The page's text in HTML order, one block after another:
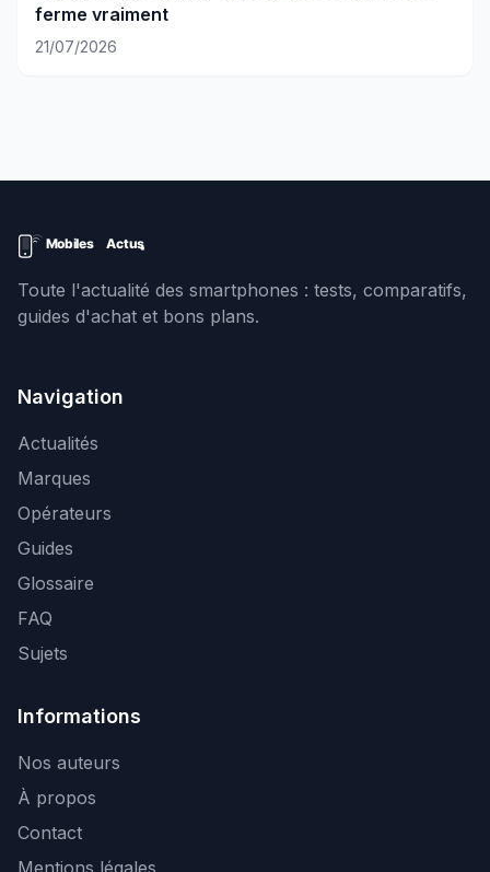
ferme vraiment
21/07/2026
Toute l'actualité des smartphones : tests, comparatifs,
guides d'achat et bons plans.
Navigation
Actualités
Marques
Opérateurs
Guides
Glossaire
FAQ
Sujets
Informations
Nos auteurs
À propos
Contact
Mentions légales